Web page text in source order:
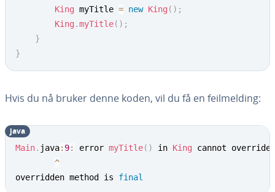
King myTitle = new King ( ) ;
King .myTitle( ) ;
}
}
Hvis du nå bruker denne koden, vil du få en feilmelding:
Main. java: 9: error myTitle( ) in King cannot override
^
overridden method is final
java